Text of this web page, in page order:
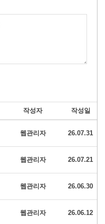
작성자 작성일
웹관리자 26.07.31
웹관리자 26.07.21
웹관리자 26.06.30
웹관리자 26.06.12